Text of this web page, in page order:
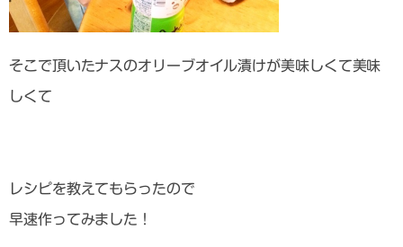
そこで頂いたナスのオリーブオイル漬けが美味しくて美味
しくて
レシピを教えてもらったので
早速作ってみました！